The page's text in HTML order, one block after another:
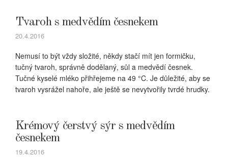
Tvaroh s medvědím česnekem
20.4.2016
Nemusí to být vždy složité, někdy stačí mít jen formičku,
tučný tvaroh, správně dodělaný, sůl a medvědí česnek.
Tučné kyselé mléko přihřejeme na 49 °C. Je důležité, aby se
tvaroh vysrážel nahoře, ale ještě se nevytvořily tvrdé hrudky.
Krémový čerstvý sýr s medvědím
česnekem
19.4.2016